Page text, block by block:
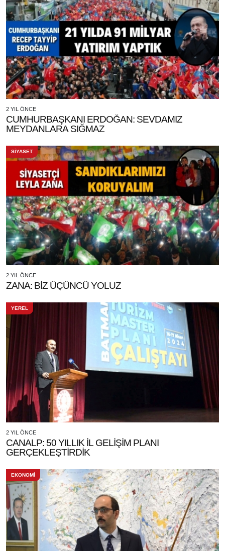
2 YIL ÖNCE
CUMHURBAŞKANI ERDOĞAN: SEVDAMIZ
MEYDANLARA SIĞMAZ
SİYASET
2 YIL ÖNCE
ZANA: BİZ ÜÇÜNCÜ YOLUZ
YEREL
2 YIL ÖNCE
CANALP: 50 YILLIK İL GELİŞİM PLANI
GERÇEKLEŞTİRDİK
EKONOMİ